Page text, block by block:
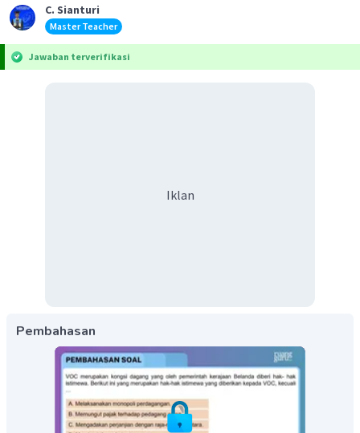
C. Sianturi
Master Teacher
Jawaban terverifikasi
Iklan
Pembahasan